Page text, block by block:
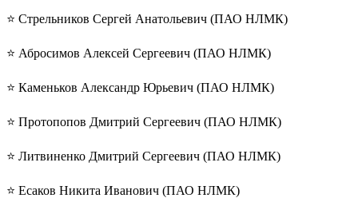
⭐️ Стрельников Сергей Анатольевич (ПАО НЛМК)
⭐️ Абросимов Алексей Сергеевич (ПАО НЛМК)
⭐️ Каменьков Александр Юрьевич (ПАО НЛМК)
⭐️ Протопопов Дмитрий Сергеевич (ПАО НЛМК)
⭐️ Литвиненко Дмитрий Сергеевич (ПАО НЛМК)
⭐️ Есаков Никита Иванович (ПАО НЛМК)